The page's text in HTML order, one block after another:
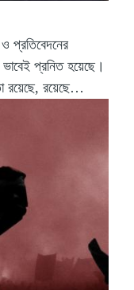
প্রতিবেদনের
প্রনিত হয়েছে।
রয়েছে, রয়েছে…